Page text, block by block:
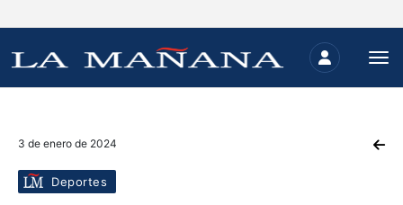
3 de enero de 2024
Deportes